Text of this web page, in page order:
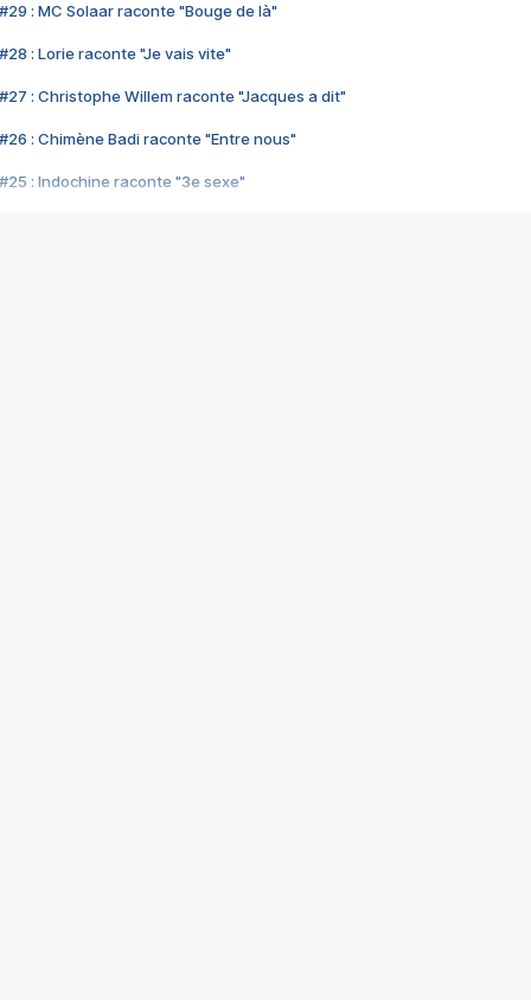
#29 : MC Solaar raconte "Bouge de là"
#28 : Lorie raconte "Je vais vite"
#27 : Christophe Willem raconte "Jacques a dit"
#26 : Chimène Badi raconte "Entre nous"
#25 : Indochine raconte "3e sexe"